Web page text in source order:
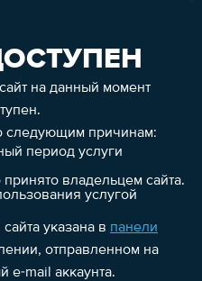
на данный момент
следующим причинам:
период услуги
владельцем сайта.
услугой
указана в панели
отправленном на
e-mail аккаунта.